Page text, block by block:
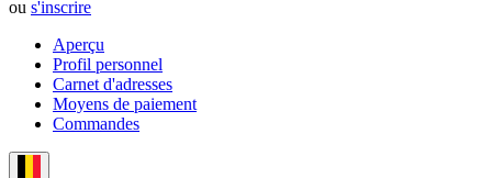
ou s'inscrire
Aperçu
Profil personnel
Carnet d'adresses
Moyens de paiement
Commandes